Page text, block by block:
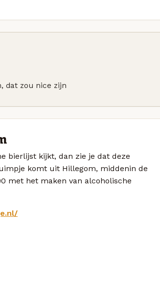
dat zou nice zijn
bierlijst kijkt, dan zie je dat deze
komt uit Hillegom, middenin de
met het maken van alcoholische